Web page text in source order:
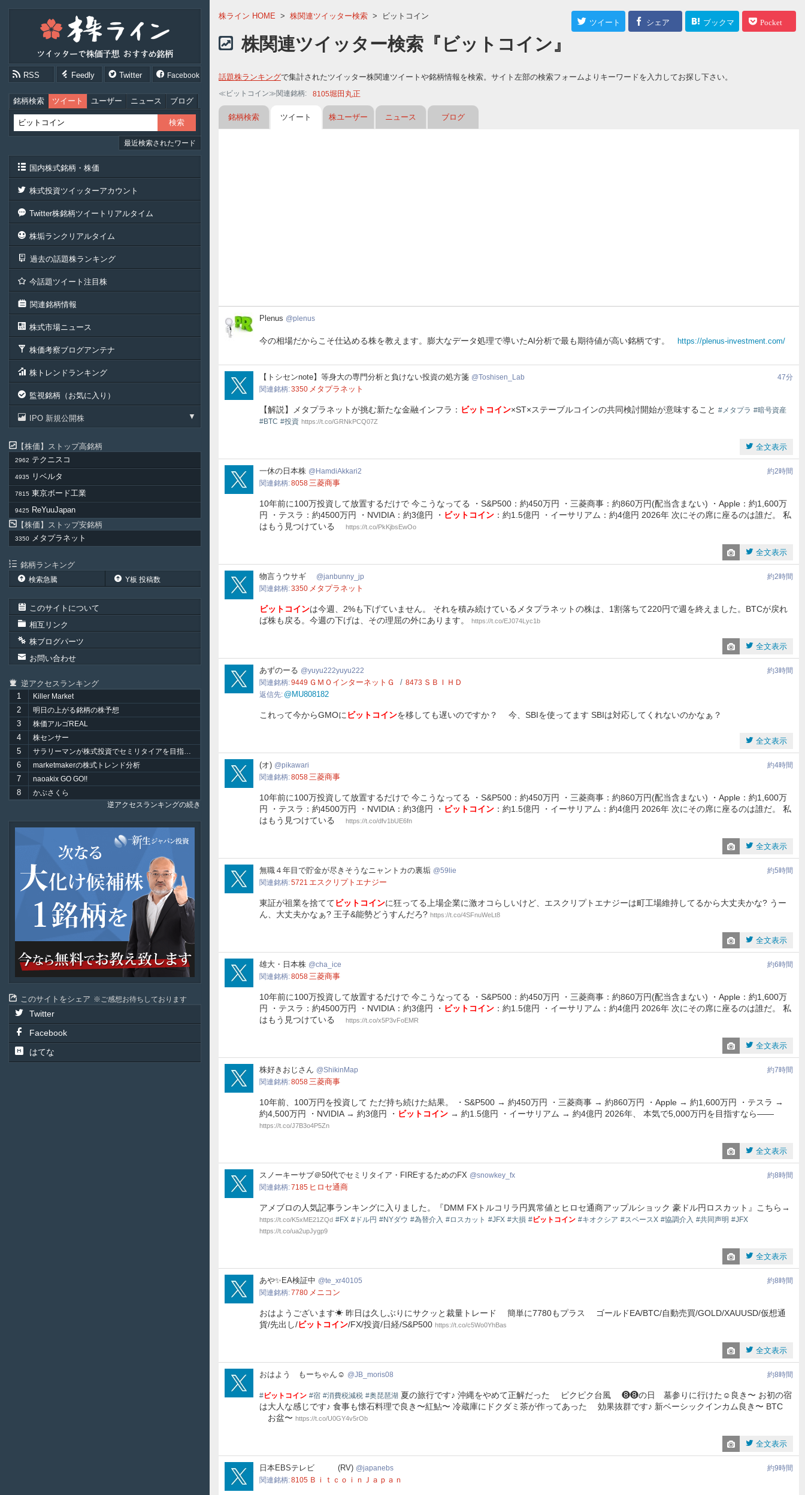
RSS Feedly Twitter Facebook
銘柄検索 ツイート ユーザー ニュース ブログ
最近検索されたワード
国内株式銘柄・株価
株式投資ツイッターアカウント
Twitter株銘柄ツイートリアルタイム
株垢ランクリアルタイム
過去の話題株ランキング
今話題ツイート注目株
関連銘柄情報
株式市場ニュース
株価考察ブログアンテナ
株トレンドランキング
監視銘柄（お気に入り）
IPO 新規公開株
株価 ストップ高銘柄
2962 テクニスコ
4935 リベルタ
7815 東京ボード工業
9425
ReYuuJapan
株価
ストップ安銘柄
3350 メタプラネット
銘柄ランキング
検索急騰 Y板 投稿数
このサイトについて
相互リンク
株ブログパーツ
お問い合わせ
逆アクセスランキング
1
Killer Market
2 明日の上がる銘柄の株予想
3 株価アルゴREAL
4 株センサー
5 サラリーマンが株式投資でセミリタイアを目指してみました。
6 marketmakerの株式トレンド分析
7 naoakix GO GO!!
8
かぶさくら
逆アクセスランキングの続き
このサイトをシェア ご感想お待ちしております
Twitter
Facebook
はてな
株ライン HOME > 株関連ツイッター検索 > ビットコイン
ツイート シェア ブックマ Pocket
株関連ツイッター検索『ビットコイン』
話題株ランキングで集計されたツイッター株関連ツイートや銘柄情報を検索。サイト左部の検索フォームよりキーワードを入力してお探し下さい。
≪ビットコイン≫関連銘柄 8105堀田丸正
銘柄検索 ツイート 株ユーザー ニュース ブログ
Plenus
Plenus plenus
今の相場だからこそ仕込める株を教えます。膨大なデータ処理で導いたAI分析で最も期待値が高い銘柄です。 https://plenus-investment.com/
Toshisen_Lab
【トシセンnote】等身大の専門分析と負けない投資の処方箋 Toshisen_Lab
47分
関連銘柄 3350 メタプラネット
【解説】メタプラネットが挑む新たな金融インフラ： ビットコイン×ST×ステーブルコインの共同検討開始が意味すること #メタプラ #暗号資産
#BTC #投資 https://t.co/GRNkPCQ07Z
全文表示
HamdiAkkari2
一休の日本株 HamdiAkkari2
約2時間
関連銘柄 8058三菱商事
10年前に100万投資して放置するだけで 今こうなってる ・S&P500：約450万円 ・三菱商事：約860万円(配当含まない) ・Apple：約1,600万
円 ・テスラ：約4500万円 ・NVIDIA：約3億円 ・ ビットコイン ：約1.5億円 ・イーサリアム：約4億円 2026年 次にその席に座るのは誰だ。 私
はもう見つけている
https://t.co/PkKjbsEwOo
全文表示
janbunny_jp
物言うウサギ janbunny_jp
約2時間
関連銘柄 3350 メタプラネット
ビットコインは今週、2%も下げていません。 それを積み続けているメタプラネットの株は、1割落ちて220円で週を終えました。BTCが戻れ
ば株も戻る。今週の下げは、その理屈の外にあります。
https://t.co/EJ074Lyc1b
全文表示
yuyu222yuyu222
あずのーる yuyu222yuyu222
約3時間
関連銘柄 9449 ＧＭＯインターネットＧ 8473 ＳＢＩＨＤ
返信先 @MU808182
これって今からGMOに ビットコインを移しても遅いのですか？ 今、SBIを使ってます SBIは対応してくれないのかなぁ？
全文表示
pikawari
(オ) pikawari
約4時間
関連銘柄 8058三菱商事
10年前に100万投資して放置するだけで 今こうなってる ・S&P500：約450万円 ・三菱商事：約860万円(配当含まない) ・Apple：約1,600万
円 ・テスラ：約4500万円 ・NVIDIA：約3億円 ・ ビットコイン ：約1.5億円 ・イーサリアム：約4億円 2026年 次にその席に座るのは誰だ。 私
はもう見つけている
https://t.co/dfv1bUE6fn
全文表示
59lie
無職４年目で貯金が尽きそうなニャントカの裏垢 59lie
約5時間
関連銘柄 5721 エスクリプトエナジー
東証が祖業を捨ててビットコインに狂ってる上場企業に激オコらしいけど、エスクリプトエナジーは町工場維持してるから大丈夫かな? うー
ん、大丈夫かなぁ? 王子&能勢どうすんだろ? https://t.co/4SFnuWeLt8
全文表示
cha_ice
雄大・日本株 cha_ice
約6時間
関連銘柄 8058三菱商事
10年前に100万投資して放置するだけで 今こうなってる ・S&P500：約450万円 ・三菱商事：約860万円(配当含まない) ・Apple：約1,600万
円 ・テスラ：約4500万円 ・NVIDIA：約3億円 ・ ビットコイン ：約1.5億円 ・イーサリアム：約4億円 2026年 次にその席に座るのは誰だ。 私
はもう見つけている
https://t.co/x5P3vFoEMR
全文表示
ShikinMap
株好きおじさん ShikinMap
約7時間
関連銘柄 8058三菱商事
10年前、100万円を投資して ただ持ち続けた結果。 ・S&P500 → 約450万円 ・三菱商事 → 約860万円 ・Apple → 約1,600万円 ・テスラ →
約4,500万円 ・NVIDIA → 約3億円 ・ ビットコイン → 約1.5億円 ・イーサリアム → 約4億円 2026年、 本気で5,000万円を目指すなら——
https://t.co/J7B3o4P5Zn
全文表示
snowkey_fx
スノーキーサブ＠50代でセミリタイア・FIREするためのFX snowkey_fx
約8時間
関連銘柄 7185 ヒロセ通商
アメブロの人気記事ランキングに入りました。『DMM FXトルコリラ円異常値とヒロセ通商アップルショック 豪ドル円ロスカット』こちら→
https://t.co/K5xME21ZQd #FX #ドル円 #NYダウ #為替介入 #ロスカット #JFX #大損 #ビットコイン #キオクシア #スペースX #協調介入 #共同声明 #JFX
https://t.co/ua2upJygp9
全文表示
te_xr40105
あや✨EA検証中 te_xr40105
約8時間
関連銘柄 7780 メニコン
おはようございます☀ 昨日は久しぶりにサクッと裁量トレード 簡単に7780もプラス ゴールドEA/BTC/自動売買/GOLD/XAUUSD/仮想通
貨/先出し/ビットコイン/FX/投資/日経/S&P500 https://t.co/c5Wo0YhBas
全文表示
JB_moris08
おはよう もーちゃん☺️ JB_moris08 約8時間
#ビットコイン #宿 #消費税減税 #奥琵琶湖 夏の旅行です♪ 沖縄をやめて正解だった ピクピク台風 ❽❽の日 墓参りに行けた☺️良き〜 お初の宿
は大人な感じです♪ 食事も懐石料理で良き〜紅鮎〜 冷蔵庫にドクダミ茶が作ってあった 効果抜群です♪ 新ベーシックインカム良き〜 BTC
お盆〜 https://t.co/U0GY4v5rOb
全文表示
japanebs
日本EBSテレビ (RV) japanebs
約9時間
関連銘柄 8105 ＢｉｔｃｏｉｎＪａｐａｎ